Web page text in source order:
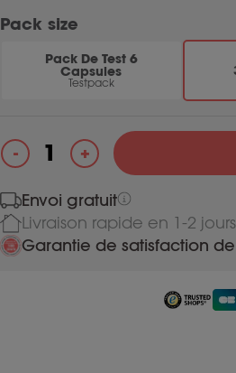
Pack size
Pack De Test 6
Capsules
Testpack
Envoi gratuit
Livraison rapide en 1-2
Garantie de satisfaction de
-
quantité de Enzymix
+